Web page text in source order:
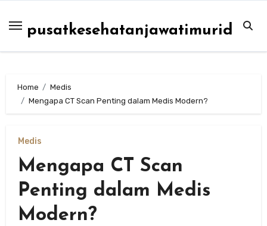
content
pusatkesehatanjawatimurid
Home
Medis
Mengapa CT Scan Penting dalam Medis Modern?
Medis
Mengapa CT Scan
Penting dalam Medis
Modern?